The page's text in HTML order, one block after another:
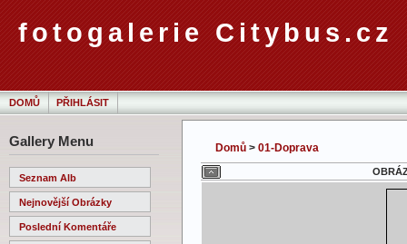
fotogalerie Citybus.cz
DOMŮ PŘIHLÁSIT
Gallery Menu
Seznam Alb
Nejnovější Obrázky
Poslední Komentáře
Domů > 01-Doprava